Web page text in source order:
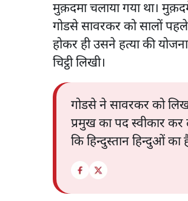
मुक़दमा चलाया गया था।
गोडसे सावरकर को सालों
होकर ही उसने हत्या की
चिट्ठी लिखी।
गोडसे ने सावरकर को
प्रमुख का पद स्वीकार
कि हिन्दुस्तान हिन्दुओं का